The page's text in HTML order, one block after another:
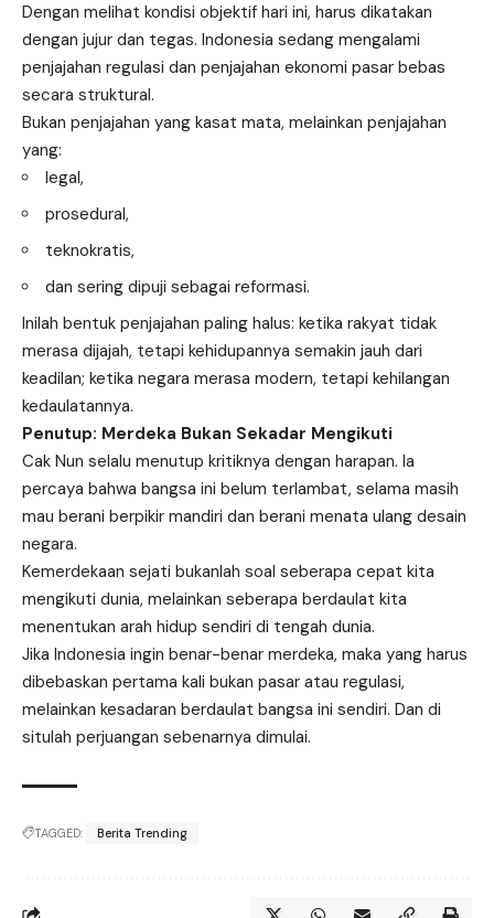
Dengan melihat kondisi objektif hari ini, harus dikatakan
dengan jujur dan tegas. Indonesia sedang mengalami
penjajahan regulasi dan penjajahan ekonomi pasar bebas
secara struktural.
Bukan penjajahan yang kasat mata, melainkan penjajahan
yang:
legal,
prosedural,
teknokratis,
dan sering dipuji sebagai reformasi.
Inilah bentuk penjajahan paling halus: ketika rakyat tidak
merasa dijajah, tetapi kehidupannya semakin jauh dari
keadilan; ketika negara merasa modern, tetapi kehilangan
kedaulatannya.
Penutup: Merdeka Bukan Sekadar Mengikuti
Cak Nun selalu menutup kritiknya dengan harapan. Ia
percaya bahwa bangsa ini belum terlambat, selama masih
mau berani berpikir mandiri dan berani menata ulang desain
negara.
Kemerdekaan sejati bukanlah soal seberapa cepat kita
mengikuti dunia, melainkan seberapa berdaulat kita
menentukan arah hidup sendiri di tengah dunia.
Jika Indonesia ingin benar-benar merdeka, maka yang harus
dibebaskan pertama kali bukan pasar atau regulasi,
melainkan kesadaran berdaulat bangsa ini sendiri. Dan di
situlah perjuangan sebenarnya dimulai.
TAGGED: Berita Trending